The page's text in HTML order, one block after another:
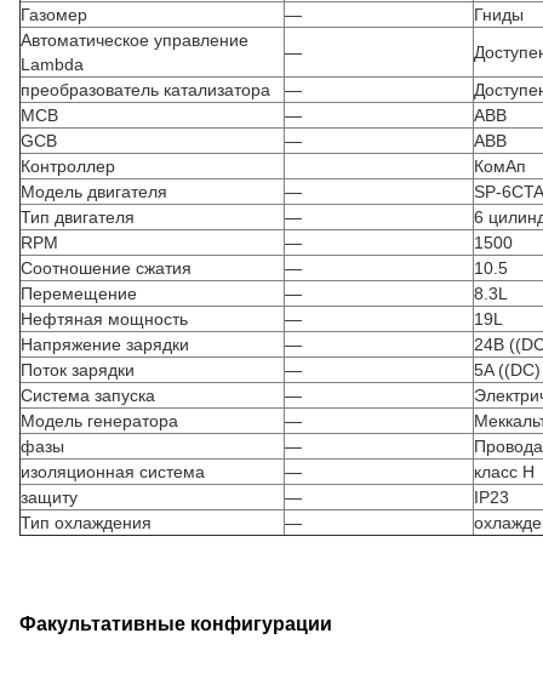
Газомер
—
Гниды
Автоматическое управление
Lambda
—
преобразователь катализатора
—
MCB
—
ABB
GCB
—
ABB
Контроллер
КомАп
Модель двигателя
—
SP-6CTA
Тип двигателя
—
6
RPM
—
1500
Соотношение сжатия
—
10.5
Перемещение
—
8.3L
Нефтяная мощность
—
19L
Напряжение зарядки
—
24В
Поток зарядки
—
5A ((DC)
Система запуска
—
Модель генератора
—
фазы
—
изоляционная система
—
класс H
защиту
—
IP23
Тип охлаждения
—
Факультативные конфигурации